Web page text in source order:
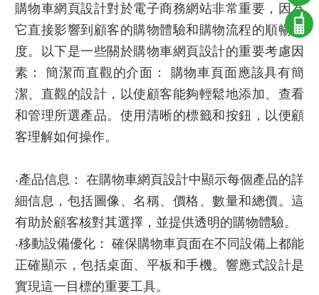
購物車網頁設計對於電子商務網站非常重要，因為
它直接影響到顧客的購物體驗和購物流程的順暢程
度。以下是一些關於購物車網頁設計的重要考慮因
素： 簡潔而直觀的介面： 購物車頁面應該具有簡
潔、直觀的設計，以使顧客能夠輕鬆地添加、查看
和管理所選產品。使用清晰的標籤和按鈕，以便顧
客理解如何操作。
‧產品信息： 在購物車網頁設計中顯示每個產品的詳
細信息，包括圖像、名稱、價格、數量和總價。這
有助於顧客核對其選擇，並提供透明的購物體驗。
‧移動設備優化： 確保購物車頁面在不同設備上都能
正確顯示，包括桌面、平板和手機。響應式設計是
實現這一目標的重要工具。